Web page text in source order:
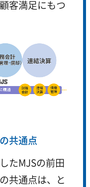
客満足にもつ
共通点
たMJSの前田
共通点は、と